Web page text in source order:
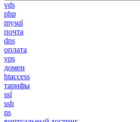
vds
php
mysql
почта
dns
оплата
vps
домен
htaccess
тарифы
ssl
ssh
ns